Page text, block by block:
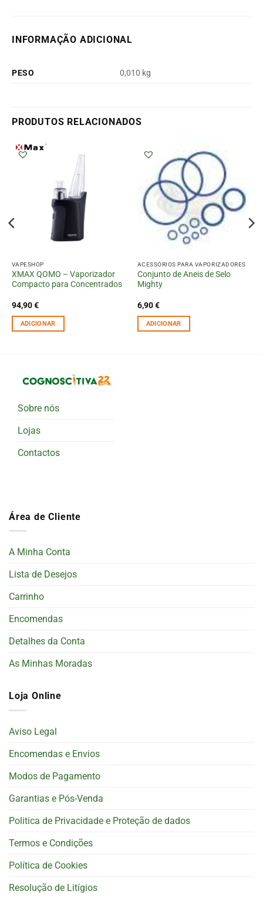
INFORMAÇÃO ADICIONAL
PESO 0,010 kg
PRODUTOS RELACIONADOS
VAPESHOP
XMAX QOMO – Vaporizador
Compacto para Concentrados
94,90€
ADICIONAR
ACESSÓRIOS PARA VAPORIZADORES
Conjunto de Aneis de Selo
Mighty
6,90€
ADICIONAR
Sobre nós
Lojas
Contactos
Área de Cliente
A Minha Conta
Lista de Desejos
Carrinho
Encomendas
Detalhes da Conta
As Minhas Moradas
Loja Online
Aviso Legal
Encomendas e Envios
Modos de Pagamento
Garantias e Pós-Venda
Politica de Privacidade e Proteção de dados
Termos e Condições
Política de Cookies
Resolução de Litígios